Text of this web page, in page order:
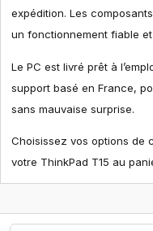
expédition. Les
un fonctionnement fiable
Le PC est livré prêt à
support basé en France,
sans mauvaise surprise.
Choisissez vos options de
votre ThinkPad T15 au